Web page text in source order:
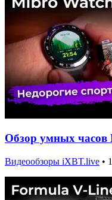
Обзор умных часов
Видеообзоры iXBT.live •